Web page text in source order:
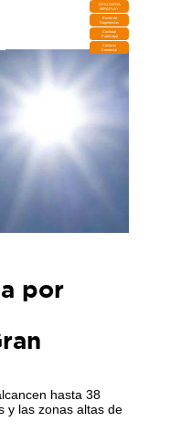
DESCARGA
MIRAPLAY
Buzón de
Sugerencias
Contratar
Publicidad
Contacto
Comercial
por
hasta 38
y las zonas altas de